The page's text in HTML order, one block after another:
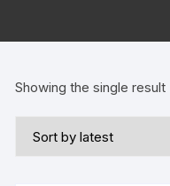
Showing the single result